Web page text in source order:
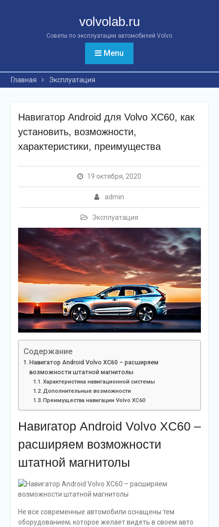
volvolab.ru
Советы по эксплуатации автомобилей Volvo
Menu
Главная Эксплуатация
Навигатор Android для Volvo XC60, как
установить, возможности,
характеристики, преимущества
19 октября, 2020
admin
Эксплуатация
Содержание
Навигатор Android Volvo XC60 – расширяем
возможности штатной магнитолы
Характеристика навигационной системы
Дополнительные возможности
Преимущества навигации Volvo XC60
Навигатор Android Volvo XC60 –
расширяем возможности
штатной магнитолы
Не все современные автомобили оснащены тем
оборудованием, которое желает видеть в своем авто